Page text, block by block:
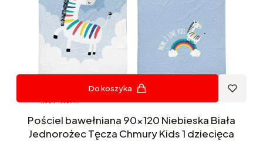
Do koszyka
Pościel bawełniana 90x120 Niebieska Biała
Jednorożec Tęcza Chmury Kids 1 dziecięca